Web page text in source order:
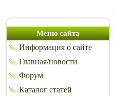
Меню сайта
Информация о сайте
Главная/новости
Форум
Каталог статей